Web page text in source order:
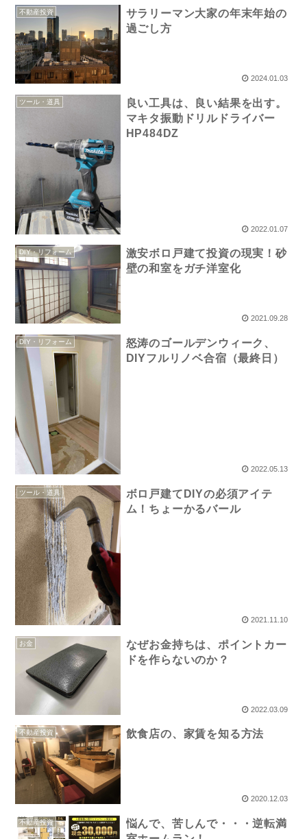
不動産投資
サラリーマン大家の年末年始の
過ごし方
2024.01.03
ツール・道具
良い工具は、良い結果を出す。
マキタ振動ドリルドライバー
HP484DZ
2022.01.07
DIY・リフォーム
激安ボロ戸建て投資の現実！砂
壁の和室をガチ洋室化
2021.09.28
DIY・リフォーム
怒涛のゴールデンウィーク、
DIYフルリノベ合宿（最終日）
2022.05.13
ツール・道具
ボロ戸建てDIYの必須アイテ
ム！ちょーかるバール
2021.11.10
お金
なぜお金持ちは、ポイントカー
ドを作らないのか？
2022.03.09
不動産投資 飲食店の、家賃を知る方法
2020.12.03
不動産投資
悩んで、苦しんで・・・逆転満